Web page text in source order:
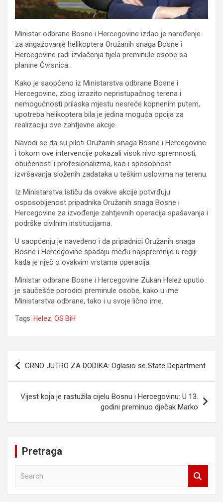
Ministar odbrane Bosne i Hercegovine izdao je naređenje
za angažovanje helikoptera Oružanih snaga Bosne i
Hercegovine radi izvlačenja tijela preminule osobe sa
planine Čvrsnica.
Kako je saopćeno iz Ministarstva odbrane Bosne i
Hercegovine, zbog izrazito nepristupačnog terena i
nemogućnosti prilaska mjestu nesreće kopnenim putem,
upotreba helikoptera bila je jedina moguća opcija za
realizaciju ove zahtjevne akcije.
Navodi se da su piloti Oružanih snaga Bosne i Hercegovine
i tokom ove intervencije pokazali visok nivo spremnosti,
obučenosti i profesionalizma, kao i sposobnost
izvršavanja složenih zadataka u teškim uslovima na terenu.
Iz Ministarstva ističu da ovakve akcije potvrđuju
osposobljenost pripadnika Oružanih snaga Bosne i
Hercegovine za izvođenje zahtjevnih operacija spašavanja i
podrške civilnim institucijama.
U saopćenju je navedeno i da pripadnici Oružanih snaga
Bosne i Hercegovine spadaju među najspremnije u regiji
kada je riječ o ovakvim vrstama operacija.
Ministar odbrane Bosne i Hercegovine Zukan Helez uputio
je saučešće porodici preminule osobe, kako u ime
Ministarstva odbrane, tako i u svoje lično ime.
Tags: Helez, OS BiH
Navigacija
članaka
CRNO JUTRO ZA DODIKA: Oglasio se State Department
Vijest koja je rastužila cijelu Bosnu i Hercegovinu: U 13.
godini preminuo dječak Marko
Pretraga